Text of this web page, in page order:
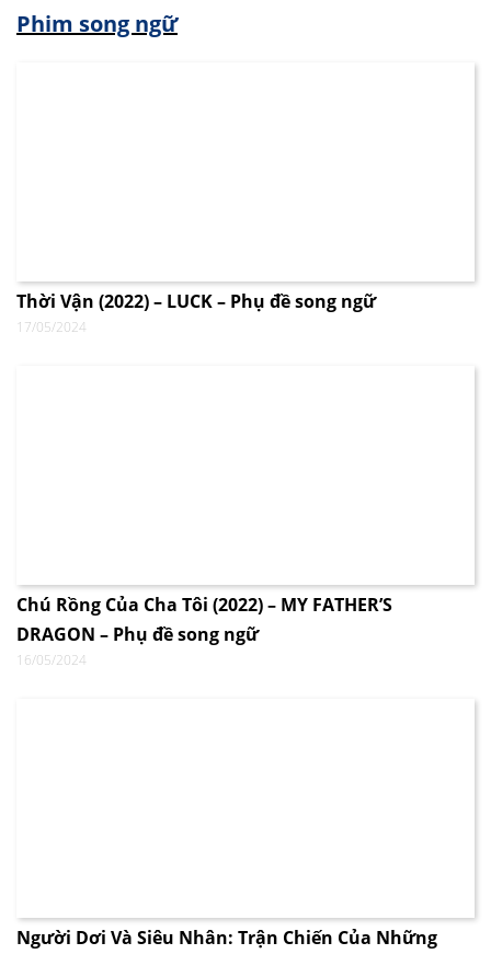
Phim song ngữ
Thời Vận (2022) – LUCK – Phụ đề song ngữ
17/05/2024
Chú Rồng Của Cha Tôi (2022) – MY FATHER’S
DRAGON – Phụ đề song ngữ
16/05/2024
Người Dơi Và Siêu Nhân: Trận Chiến Của Những